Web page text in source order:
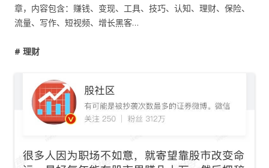
章，内容包含：赚钱、变现、工具、技巧、认知、理财、保险、
流量、写作、短视频、增长黑客…
# 理财